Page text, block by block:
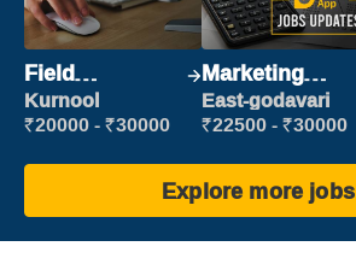
Field
Marketing
Executive
Kurnool
₹20000 - ₹30000
Marketing
Executive
East-godavari
₹22500 - ₹30000
Explore more jobs